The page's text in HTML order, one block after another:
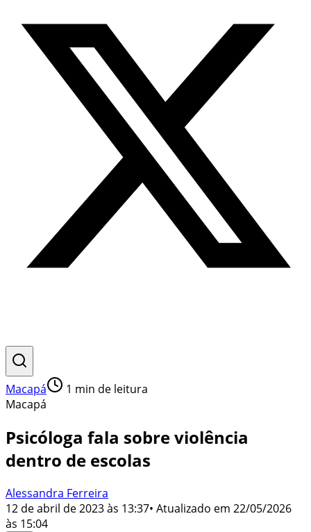
Macapá 1 min de leitura
Macapá
Psicóloga fala sobre violência
dentro de escolas
Alessandra Ferreira
12 de abril de 2023 às 13:37• Atualizado em 22/05/2026
às 15:04